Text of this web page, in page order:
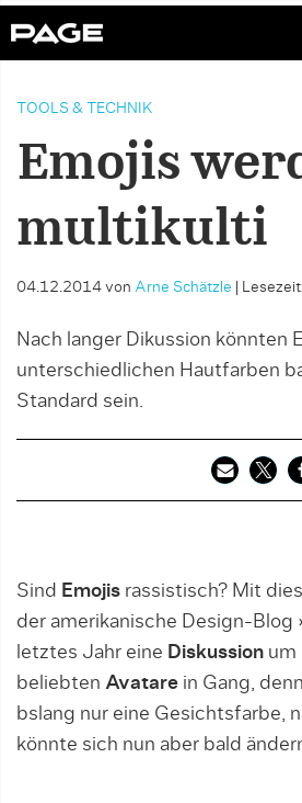
TOOLS & TECHNIK
Emojis
multikulti
04.12.2014 von Arne Schätzle
Nach langer Dikussion könnten
unterschiedlichen Hautfarben
Standard sein.
Sind Emojis rassistisch? Mit
der amerikanische Design-Blog
letztes Jahr eine Diskussion um
beliebten Avatare in Gang,
bslang nur eine Gesichtsfarbe,
könnte sich nun aber bald